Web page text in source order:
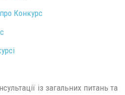
Конкурс
із загальних питань та